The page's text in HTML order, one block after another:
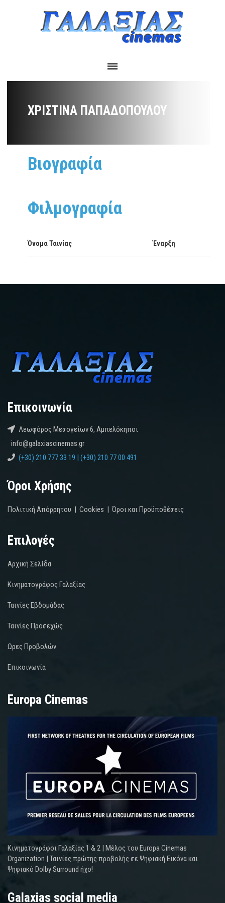
ΧΡΙΣΤΊΝΑ ΠΑΠΑΔΟΠΟΎΛΟΥ
Βιογραφία
Φιλμογραφία
Όνομα Ταινίας Έναρξη
Επικοινωνία
Λεωφόρος Μεσογείων 6, Αμπελόκηποι
info@galaxiascinemas.gr
(+30) 210 777 33 19 | (+30) 210 77 00 491
Όροι Χρήσης
Πολιτική Απόρρητου | Cookies |Όροι και Προϋποθέσεις
Επιλογές
Αρχική Σελίδα
Κινηματογράφος Γαλαξίας
Ταινίες Εβδομάδας
Ταινίες Προσεχώς
Ωρες Προβολών
Επικοινωνία
Europa Cinemas
Κινηματογράφοι Γαλαξίας 1 & 2 | Μέλος του Europa Cinemas
Organization | Ταινίες πρώτης προβολής σε Ψηφιακή Εικόνα και
Ψηφιακό Dolby Surround ήχο!
Galaxias social media